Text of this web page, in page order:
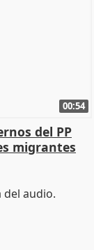
00:54
del PP
migrantes